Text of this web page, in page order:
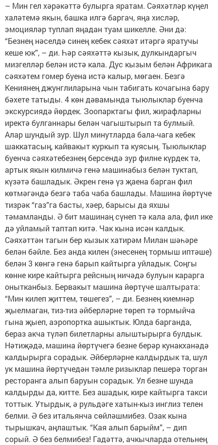
– Мин гел хәрәкәттә булырга яратам. Сәяхәтләр күңел
халәтемә якын, башка илгә баргач, яңа хисләр,
эмоцияләр туплап яңадан туам шикелле. Әни дә:
“Безнең нәселдә синең кебек сәяхәт итәргә яратучы
кеше юк”, – ди. Һәр сәяхәттә кызык, дулкындаргыч
мизгелләр белән истә кала. Дус кызым белән Африкага
сәяхәтем гомер буена истә калыр, мөгаен. Безгә
Кениянең джунглиларына чын табигать кочагына бару
бәхете татыды. 4 көн дәвамында тыюлыклар буенча
экскурсиядә йөрдек. Зоопарктагы фил, жирафларны
иректә булганнары белән чагыштырып та булмый.
Алар шундый зур. Шул минутларда бала-чага кебек
шаккатасың, кайвакыт куркып та куясың. Тыюлыклар
буенча сәяхәтебезнең берсендә зур филне күрдек тә,
артык якын килмичә генә машинабыз белән туктап,
күзәтә башладык. Әкрен генә үз җаена барган фил
көтмәгәндә безгә таба чаба башлады. Машина йөртүче
тизрәк “газ”га басты, хәер, барысы да яхшы
тәмамланды. Ә бит машинаң сүнеп тә кала ала, фил ике
дә уйламый таптап китә. Чак кына исән калдык.
Сәяхәттән тагын бер кызык хатирәм Милан шәһәре
белән бәйле. Без анда килен (энесенең тормыш иптәше)
белән 3 көнгә генә барып кайтырга уйладык. Соңгы
көнне кире кайтырга рейсның ничәдә булуын карарга
онытканбыз. Бервакыт машина йөртүче шалтырата:
“Мин килеп җиттем, төшегез”, – ди. Безнең киемнәр
җыелмаган, тиз-тиз әйберләрне төреп тә тормыйча
гына җыеп, аэропортка ашыктык. Юлда барганда,
бераз акча түләп билетларны алыштырырга булдык.
Нәтиҗәдә, машина йөртүчегә безне берәр кунакханәдә
калдырырга сорадык. Әйберләрне калдырдык та, шул
ук машина йөртүчедән тәмле ризыклар пешерә торган
ресторанга алып баруын сорадык. Ул безне шунда
калдырды да, китте. Без ашадык, кире кайтырга такси
тоттык. Утырдык, ә рульдәге хатын-кыз инглиз телен
белми. Ә без итальянча сөйләшмибез. Озак кына
тырышкач, аңлаштык. “Кая алып барыйм”, – дип
сорый. Ә без белмибез! Гадәттә, ачкычларда отельнең